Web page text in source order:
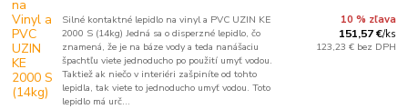
Silné kontaktné lepidlo na vinyl a PVC UZIN KE
2000 S (14kg) Jedná sa o disperzné lepidlo, čo
znamená, že je na báze vody a teda nanášaciu
špachtľu viete jednoducho po použití umyť vodou.
Taktiež ak niečo v interiéri zašpiníte od tohto
lepidla, tak viete to jednoducho umyť vodou. Toto
lepidlo má urč...
10 % zľava
151,57 €/ks
123,23 € bez DPH